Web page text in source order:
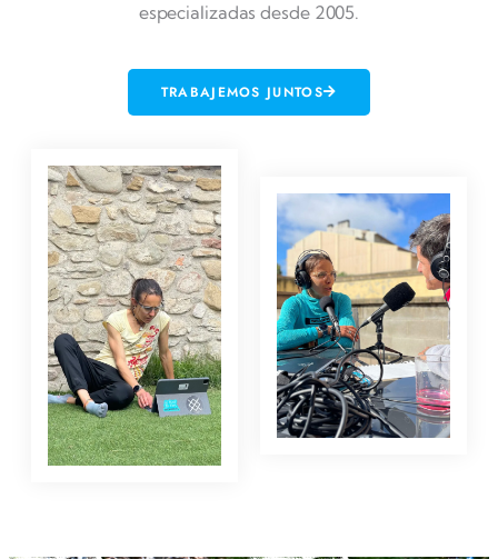
especializadas desde 2005.
TRABAJEMOS JUNTOS